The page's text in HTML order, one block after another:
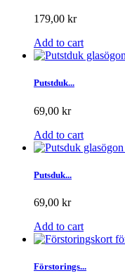
179,00 kr
Add to cart
Putstduk...
69,00 kr
Add to cart
Putsduk...
69,00 kr
Add to cart
Förstorings...